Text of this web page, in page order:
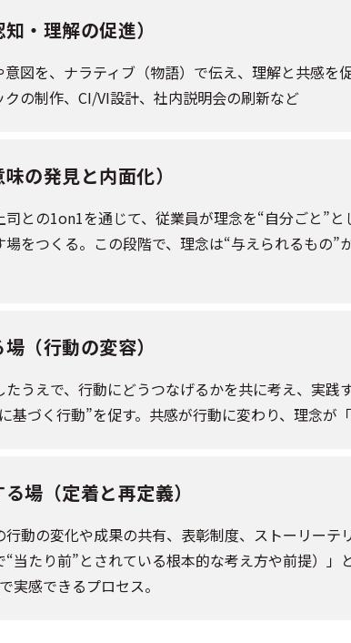
・理解の促進）
図を、ナラティブ（物語）で伝え、理解と共感を促
の制作、CI/VI設計、社内説明会の刷新など
の発見と内面化）
司との1on1を通じて、従業員が理念を“自分ごと”
をつくる。この段階で、理念は“与えられるもの
（行動の変容）
うえで、行動にどうつなげるかを共に考え、実
基づく行動”を促す。共感が行動に変わり、理念が
場（定着と再定義）
動の変化や成果の共有、表彰制度、ストーリー
当たり前”とされている根本的な考え方や前提）
実感できるプロセス。